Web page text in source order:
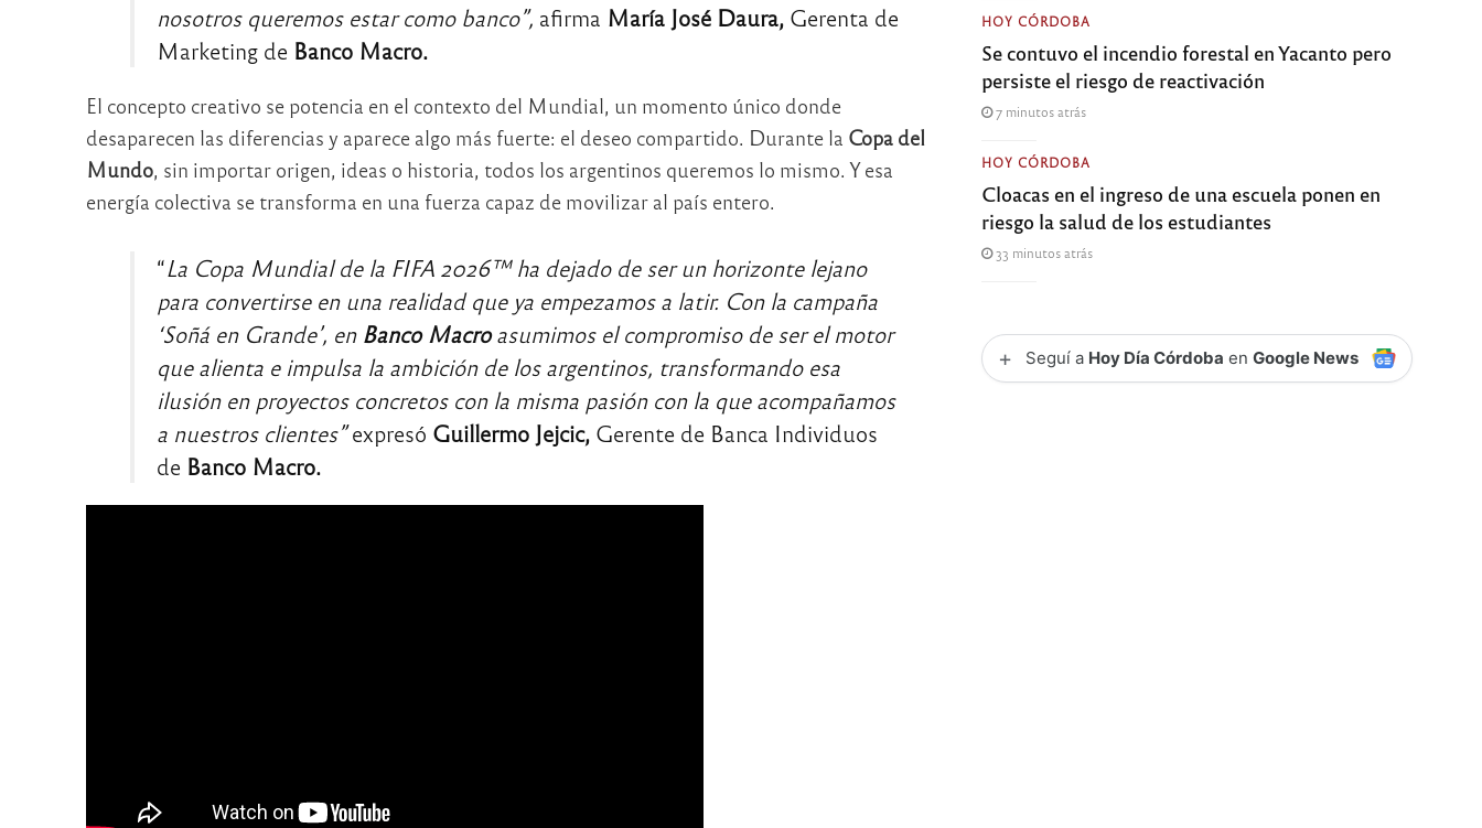
nosotros queremos estar como banco”, afirma María José Daura, Gerenta de
Marketing de Banco Macro.
El concepto creativo se potencia en el contexto del Mundial, un momento único donde
desaparecen las diferencias y aparece algo más fuerte: el deseo compartido. Durante la Copa del
Mundo, sin importar origen, ideas o historia, todos los argentinos queremos lo mismo. Y esa
energía colectiva se transforma en una fuerza capaz de movilizar al país entero.
“La Copa Mundial de la FIFA 2026™ ha dejado de ser un horizonte lejano
para convertirse en una realidad que ya empezamos a latir. Con la campaña
‘Soñá en Grande’, en Banco Macroasumimos el compromiso de ser el motor
que alienta e impulsa la ambición de los argentinos, transformando esa
ilusión en proyectos concretos con la misma pasión con la que acompañamos
a nuestros clientes”expresó Guillermo Jejcic, Gerente de Banca Individuos
de Banco Macro.
HOY CÓRDOBA
Se contuvo el incendio forestal en Yacanto pero
persiste el riesgo de reactivación
7 minutos atrás
HOY CÓRDOBA
Cloacas en el ingreso de una escuela ponen en
riesgo la salud de los estudiantes
33 minutos atrás
+ Seguí a Hoy Día Córdoba enGoogle News